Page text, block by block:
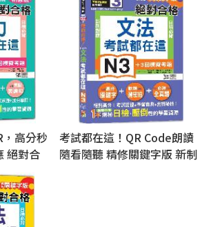
高分秒
絕對合
（25K
檔）
考試都在這！QR Code朗讀
隨看隨聽 精修關鍵字版 新制